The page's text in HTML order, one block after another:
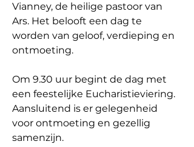
Vianney, de heilige pastoor van
Ars. Het belooft een dag te
worden van geloof, verdieping en
ontmoeting.
Om 9.30 uur begint de dag met
een feestelijke Eucharistieviering.
Aansluitend is er gelegenheid
voor ontmoeting en gezellig
samenzijn.